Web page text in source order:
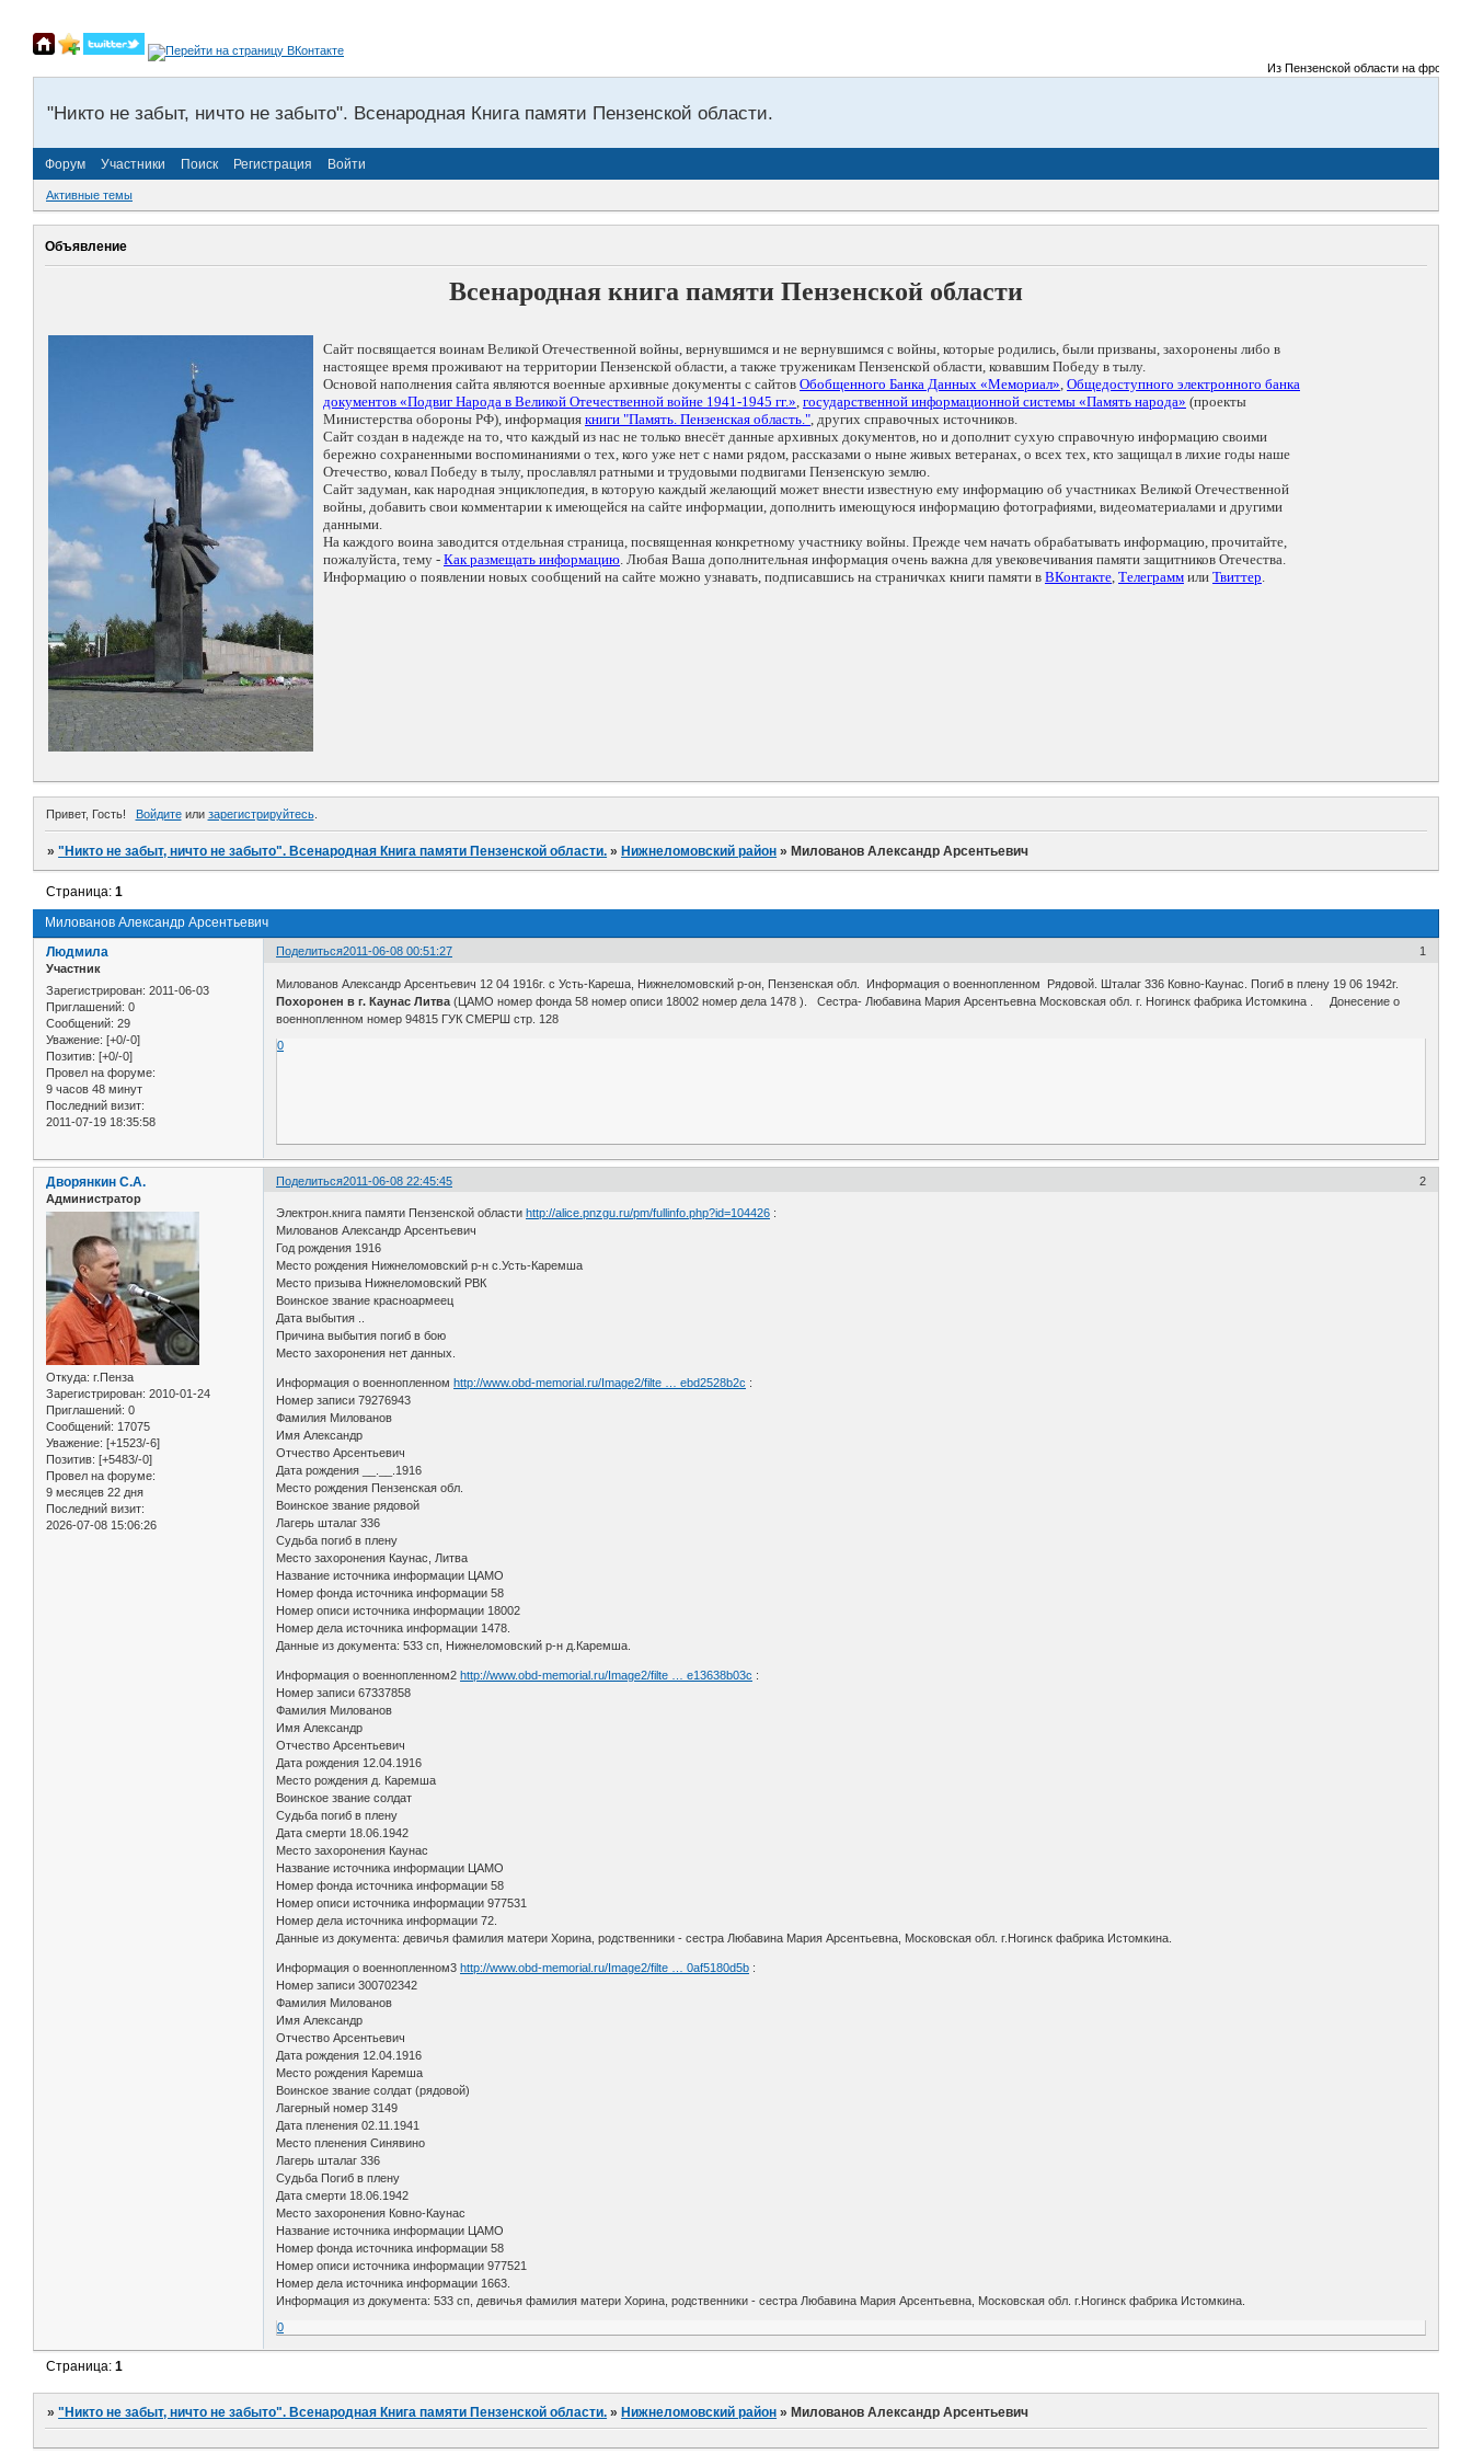
Из Пензенской области на фронты
"Никто не забыт, ничто не забыто". Всенародная Книга памяти Пензенской области.
Форум Участники Поиск Регистрация Войти
Активные темы
Объявление
Всенародная книга памяти Пензенской области
Сайт посвящается воинам Великой Отечественной войны, вернувшимся и не вернувшимся с войны, которые родились, были призваны, захоронены либо в
настоящее время проживают на территории Пензенской области, а также труженикам Пензенской области, ковавшим Победу в тылу.
Основой наполнения сайта являются военные архивные документы с сайтов Обобщенного Банка Данных «Мемориал», Общедоступного электронного банка
документов «Подвиг Народа в Великой Отечественной войне 1941-1945 гг.», государственной информационной системы «Память народа» (проекты
Министерства обороны РФ), информация книги "Память. Пензенская область.", других справочных источников.
Сайт создан в надежде на то, что каждый из нас не только внесёт данные архивных документов, но и дополнит сухую справочную информацию своими
бережно сохраненными воспоминаниями о тех, кого уже нет с нами рядом, рассказами о ныне живых ветеранах, о всех тех, кто защищал в лихие годы наше
Отечество, ковал Победу в тылу, прославлял ратными и трудовыми подвигами Пензенскую землю.
Сайт задуман, как народная энциклопедия, в которую каждый желающий может внести известную ему информацию об участниках Великой Отечественной
войны, добавить свои комментарии к имеющейся на сайте информации, дополнить имеющуюся информацию фотографиями, видеоматериалами и другими
данными.
На каждого воина заводится отдельная страница, посвященная конкретному участнику войны. Прежде чем начать обрабатывать информацию, прочитайте,
пожалуйста, тему - Как размещать информацию. Любая Ваша дополнительная информация очень важна для увековечивания памяти защитников Отечества.
Информацию о появлении новых сообщений на сайте можно узнавать, подписавшись на страничках книги памяти в ВКонтакте, Телеграмм или Твиттер.
Привет, Гость! Войдитеили зарегистрируйтесь.
»"Никто не забыт, ничто не забыто". Всенародная Книга памяти Пензенской области. » Нижнеломовский район » Милованов Александр Арсентьевич
Милованов Александр Арсентьевич
Страница:1
Поделиться 1
2011-06-08 00:51:27
Людмила
Участник
Зарегистрирован: 2011-06-03
Приглашений: 0
Сообщений: 29
Уважение: [+0/-0]
Позитив: [+0/-0]
Провел на форуме:
9 часов 48 минут
Последний визит:
2011-07-19 18:35:58
Милованов Александр Арсентьевич 12 04 1916г. с Усть-Кареша, Нижнеломовский р-он, Пензенская обл. Информация о военнопленном Рядовой. Шталаг 336 Ковно-Каунас. Погиб в плену 19 06 1942г.
Похоронен в г. Каунас Литва(ЦАМО номер фонда 58 номер описи 18002 номер дела 1478 ). Сестра- Любавина Мария Арсентьевна Московская обл. г. Ногинск фабрика Истомкина . Донесение о
военнопленном номер 94815 ГУК СМЕРШ стр. 128
0
Поделиться 2
2011-06-08 22:45:45
Дворянкин С.А.
Администратор
Откуда: г.Пенза
Зарегистрирован: 2010-01-24
Приглашений: 0
Сообщений: 17075
Уважение: [+1523/-6]
Позитив: [+5483/-0]
Провел на форуме:
9 месяцев 22 дня
Последний визит:
2026-07-08 15:06:26
Электрон.книга памяти Пензенской областиhttp://alice.pnzgu.ru/pm/fullinfo.php?id=104426 :
Милованов Александр Арсентьевич
Год рождения 1916
Место рождения Нижнеломовский р-н с.Усть-Каремша
Место призыва Нижнеломовский РВК
Воинское звание красноармеец
Дата выбытия ..
Причина выбытия погиб в бою
Место захоронения нет данных.
Информация о военнопленномhttp://www.obd-memorial.ru/Image2/filte … ebd2528b2c :
Номер записи 79276943
Фамилия Милованов
Имя Александр
Отчество Арсентьевич
Дата рождения __.__.1916
Место рождения Пензенская обл.
Воинское звание рядовой
Лагерь шталаг 336
Судьба погиб в плену
Место захоронения Каунас, Литва
Название источника информации ЦАМО
Номер фонда источника информации 58
Номер описи источника информации 18002
Номер дела источника информации 1478.
Данные из документа: 533 сп, Нижнеломовский р-н д.Каремша.
Информация о военнопленном2http://www.obd-memorial.ru/Image2/filte … e13638b03c :
Номер записи 67337858
Фамилия Милованов
Имя Александр
Отчество Арсентьевич
Дата рождения 12.04.1916
Место рождения д. Каремша
Воинское звание солдат
Судьба погиб в плену
Дата смерти 18.06.1942
Место захоронения Каунас
Название источника информации ЦАМО
Номер фонда источника информации 58
Номер описи источника информации 977531
Номер дела источника информации 72.
Данные из документа: девичья фамилия матери Хорина, родственники - сестра Любавина Мария Арсентьевна, Московская обл. г.Ногинск фабрика Истомкина.
Информация о военнопленном3http://www.obd-memorial.ru/Image2/filte … 0af5180d5b :
Номер записи 300702342
Фамилия Милованов
Имя Александр
Отчество Арсентьевич
Дата рождения 12.04.1916
Место рождения Каремша
Воинское звание солдат (рядовой)
Лагерный номер 3149
Дата пленения 02.11.1941
Место пленения Синявино
Лагерь шталаг 336
Судьба Погиб в плену
Дата смерти 18.06.1942
Место захоронения Ковно-Каунас
Название источника информации ЦАМО
Номер фонда источника информации 58
Номер описи источника информации 977521
Номер дела источника информации 1663.
Информация из документа: 533 сп, девичья фамилия матери Хорина, родственники - сестра Любавина Мария Арсентьевна, Московская обл. г.Ногинск фабрика Истомкина.
0
Страница:1
»"Никто не забыт, ничто не забыто". Всенародная Книга памяти Пензенской области. »Нижнеломовский район »Милованов Александр Арсентьевич